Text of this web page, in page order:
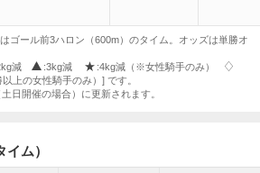
ゴール前3ハロン（600m）のタイム。オッズは単勝オ
減 :3kg減
:4kg減（※女性騎手のみ）
上の女性騎手のみ）] です。
日開催の場合）に更新されます。
ム）